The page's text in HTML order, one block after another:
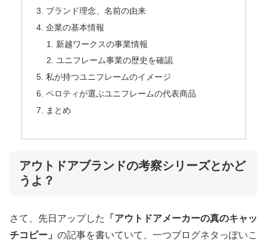
ブランド理念、名前の由来
企業の基本情報
新越ワークスの事業情報
ユニフレーム事業の歴史を確認
私が持つユニフレームのイメージ
ペロティが選ぶユニフレームの代表商品
まとめ
アウトドアブランドの考察シリーズとかど
うよ？
さて、先日アップした
「アウトドアメーカーの真のキャッ
チコピー」 の記事を書いていて、一つブログネタっぽいこ